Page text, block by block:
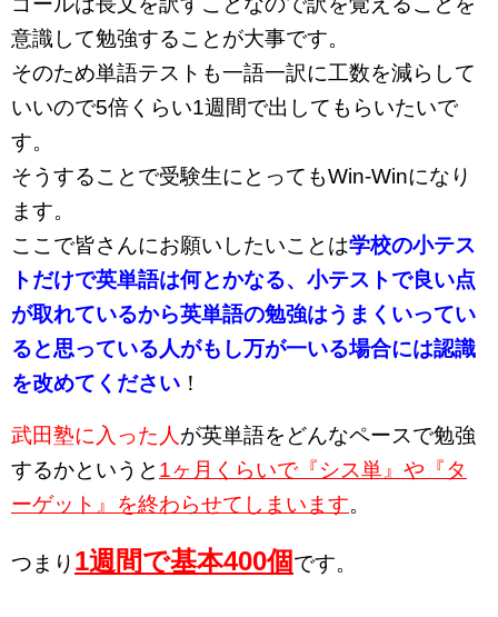
意識して勉強することが大事です。
そのため単語テストも一語一訳に工数を減らして
いいので5倍くらい1週間で出してもらいたいで
す。
そうすることで受験生にとってもWin-Winになり
ます。
ここで皆さんにお願いしたいことは学校の小テス
トだけで英単語は何とかなる、小テストで良い点
が取れているから英単語の勉強はうまくいってい
ると思っている人がもし万が一いる場合には認識
を改めてください ！
武田塾に入った人 が英単語をどんなペースで勉強
するかというと 1ヶ月くらいで『シス単』や『タ
ーゲット』を終わらせてしまいます。
つまり 1週間で基本400個 です。